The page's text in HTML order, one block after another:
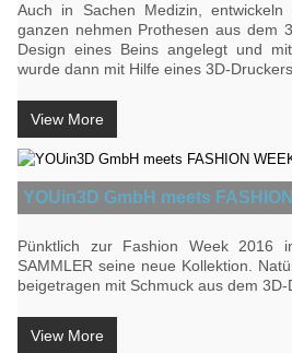
Auch in Sachen Medizin,
ganzen nehmen Prothesen aus dem
Design eines Beins angelegt und
wurde dann mit Hilfe eines 3D-
View More
YOUin3D GmbH meets
Pünktlich zur Fashion Week 2016
SAMMLER seine neue Kollektion.
beigetragen mit Schmuck aus dem 3D-
View More